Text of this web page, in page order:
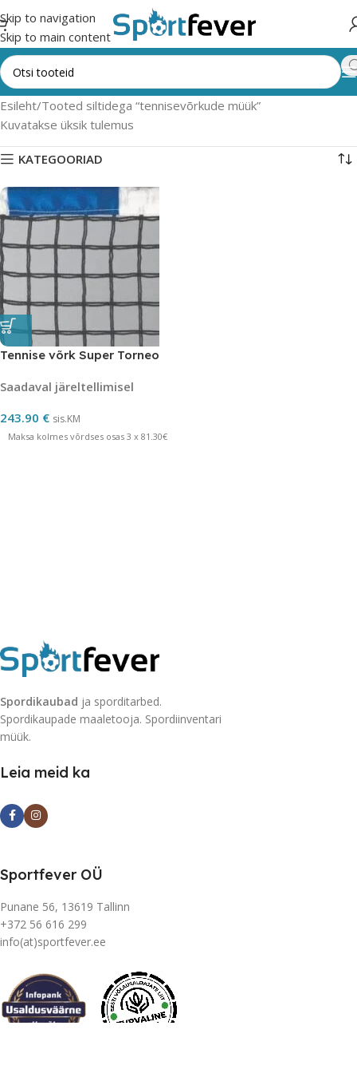
Skip to navigation
Skip to main content
Esileht Tooted siltidega “tennisevõrkude müük”
Kuvatakse üksik tulemus
KATEGOORIAD
Tennise võrk Super Torneo
Saadaval järeltellimisel
243.90 € sis.KM
Maksa kolmes võrdses osas 3 x 81.30€
Spordikaubad ja sporditarbed.
Spordikaupade maaletooja. Spordiinventari
müük.
Leia meid ka
Sportfever OÜ
Punane 56, 13619 Tallinn
+372 56 616 299
info(at)sportfever.ee